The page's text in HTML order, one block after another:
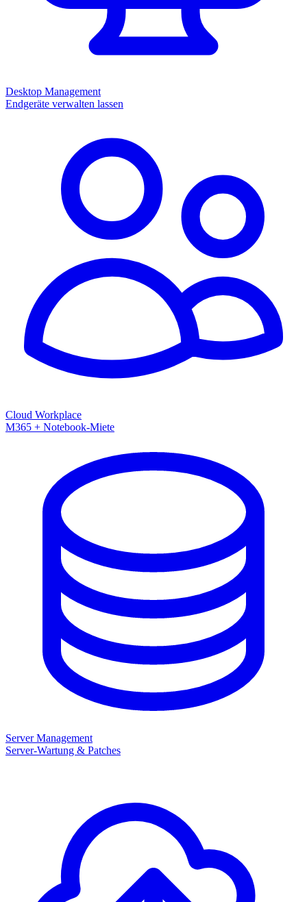
Desktop Management
Endgeräte verwalten lassen
Cloud Workplace
M365 + Notebook-Miete
Server Management
Server-Wartung & Patches